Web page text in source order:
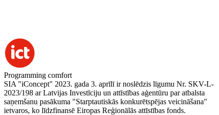
Programming comfort
SIA "iConcept" 2023. gada 3. aprīlī ir noslēdzis līgumu Nr. SKV-L-
2023/198 ar Latvijas Investīciju un attīstības aģentūru par atbalsta
saņemšanu pasākuma "Starptautiskās konkurētspējas veicināšana"
ietvaros, ko līdzfinansē Eiropas Reģionālās attīstības fonds.